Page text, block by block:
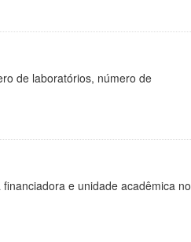
de laboratórios, número de
e unidade acadêmica no